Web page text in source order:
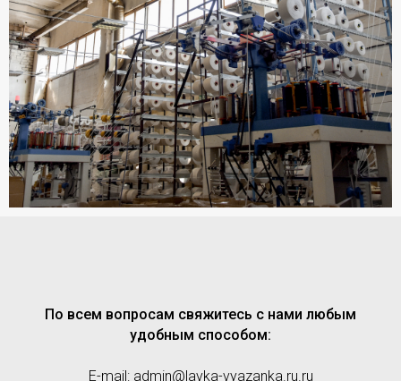
По всем вопросам свяжитесь с нами любым
удобным способом:
E-mail: admin@lavka-vyazanka.ru.ru